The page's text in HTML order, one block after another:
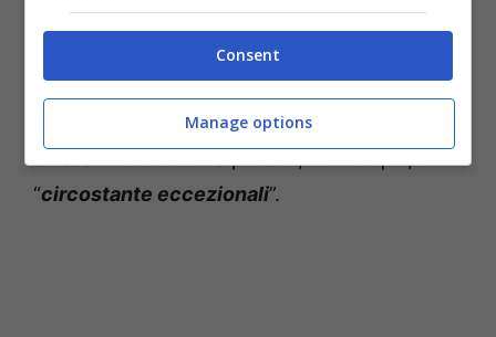
Come da rito, laRegina Elisabetta ha chiesto
all’Alta Corte inglese che il testamento del
marito restasse segreto, e così è stato. Una
decisione che ha fatto molto discutere, ma la
stessaAlta Corteha parlato, comunque, di
“circostante eccezionali”.
Consent
Manage options